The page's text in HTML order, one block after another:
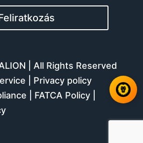
| All Rights Reserved
Privacy policy
FATCA Policy|